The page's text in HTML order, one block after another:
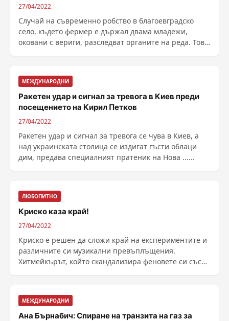
27/04/2022
Случай на съвременно робство в благоевградско
село, където фермер е държал двама младежи,
оковани с вериги, разследват органите на реда. Това
МЕЖДУНАРОДНИ
Ракетен удар и сигнал за тревога в Киев преди
посещението на Кирил Петков
27/04/2022
Ракетен удар и сигнал за тревога се чува в Киев, а
над украинската столица се издигат гъсти облаци
дим, предава специалният пратеник на Нова ......
ЛЮБОПИТНО
Криско каза край!
27/04/2022
Криско е решен да сложи край на експериментите и
различните си музикални превъплъщения.
Хитмейкърът, който скандализира феновете си със
МЕЖДУНАРОДНИ
Ана Бърнабич: Спиране на транзита на газ за